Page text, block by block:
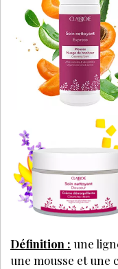
Définition : une
une mousse et une